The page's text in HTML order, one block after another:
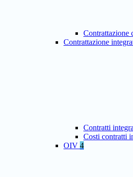
Contrattazione
Contrattazione
Contratti
Costi contratti
OIV 4